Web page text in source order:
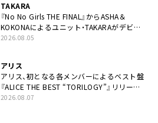
TAKARA
『No No Girls THE FINAL』からASHA＆
KOKONAによるユニット・TAKARAがデビュ
ー
2026.08.05
アリス
アリス、初となる各メンバーによるベスト盤
『ALICE THE BEST “TORILOGY”』リリース
決定
2026.08.07